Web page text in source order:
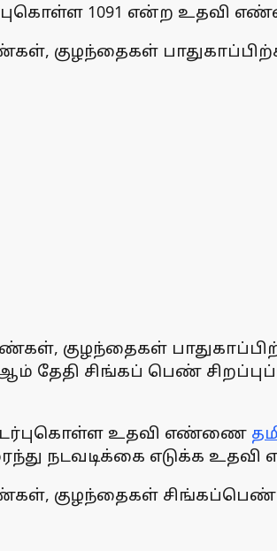
1091 என்ற உதவி
குழந்தைகள்
குழந்தைகள்
தேதி சிங்கப் பெண்
உதவி எண்ணை
நடவடிக்கை எடுக்க
குழந்தைகள் சிங்கப்பெண்